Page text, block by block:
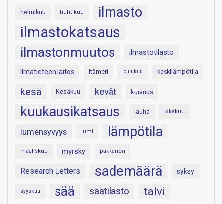
helmikuu huhtikuu ilmasto
ilmastokatsaus
ilmastonmuutos ilmastotilasto
Ilmatieteen laitos itämeri joulukuu keskilämpötila
kesä Kesäkuu kevät kuivuus
kuukausikatsaus lauha lokakuu
lumensyvyys lumi lämpötila
maaliskuu myrsky pakkanen
Research Letters sademäärä syksy
syyskuu sää säätilasto talvi